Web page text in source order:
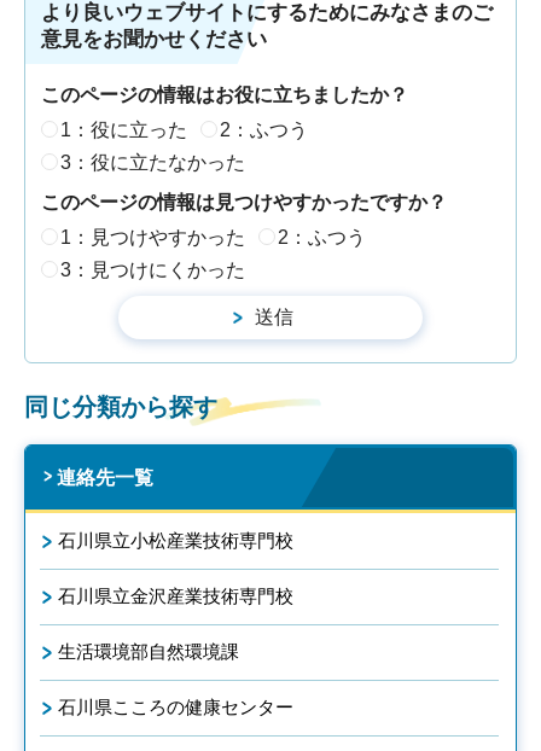
より良いウェブサイトにするためにみなさまのご
意見をお聞かせください
このページの情報はお役に立ちましたか？
1：役に立った
2：ふつう
3：役に立たなかった
このページの情報は見つけやすかったですか？
1：見つけやすかった
2：ふつう
3：見つけにくかった
同じ分類から探す
連絡先一覧
石川県立小松産業技術専門校
石川県立金沢産業技術専門校
生活環境部自然環境課
石川県こころの健康センター